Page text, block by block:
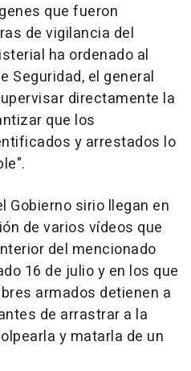
que fueron
de vigilancia del
ha ordenado al
Seguridad, el general
directamente la
que los
y arrestados lo
Gobierno sirio llegan en
de varios vídeos que
del mencionado
16 de julio y en los que
armados detienen a
de arrastrar a la
y matarla de un